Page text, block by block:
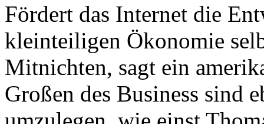
Fördert das Internet die
kleinteiligen Ökonomie
Mitnichten, sagt ein
Großen des Business sind